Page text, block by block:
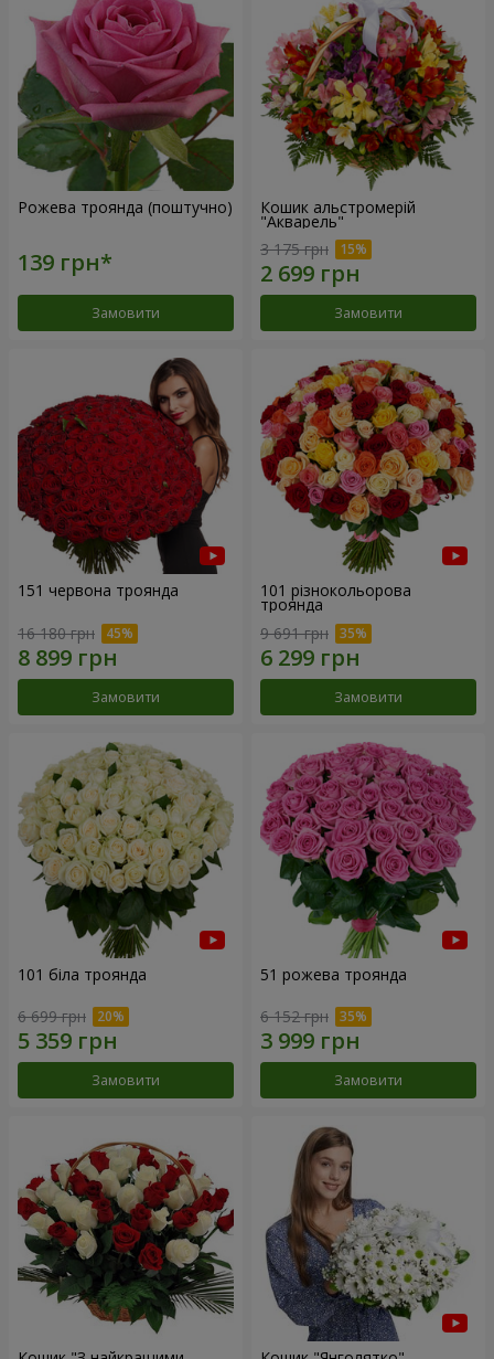
Рожева троянда (поштучно)
Замовити
Кошик альстромерій
"Акварель"
3 175 грн
Замовити
151 червона троянда
16 180 грн
Замовити
101 різнокольорова
троянда
9 691 грн
Замовити
101 біла троянда
6 699 грн
Замовити
51 рожева троянда
6 152 грн
Замовити